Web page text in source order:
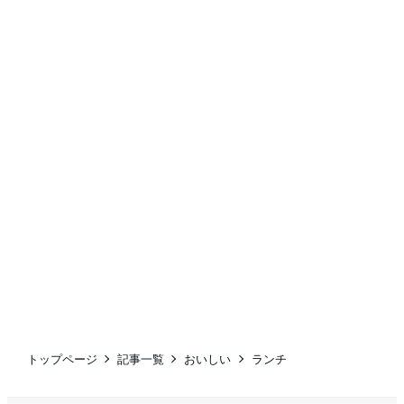
トップページ 記事一覧 おいしい ランチ